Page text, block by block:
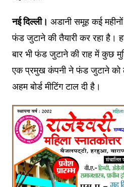
नई दिल्ली। अडानी समूह कई
फंड जुटाने की तैयारी कर रहा है।
बार भी फंड जुटाने की राह में कुछ
एक प्रमुख कंपनी ने फंड जुटाने को
अहम बोर्ड मीटिंग टाल दी है।